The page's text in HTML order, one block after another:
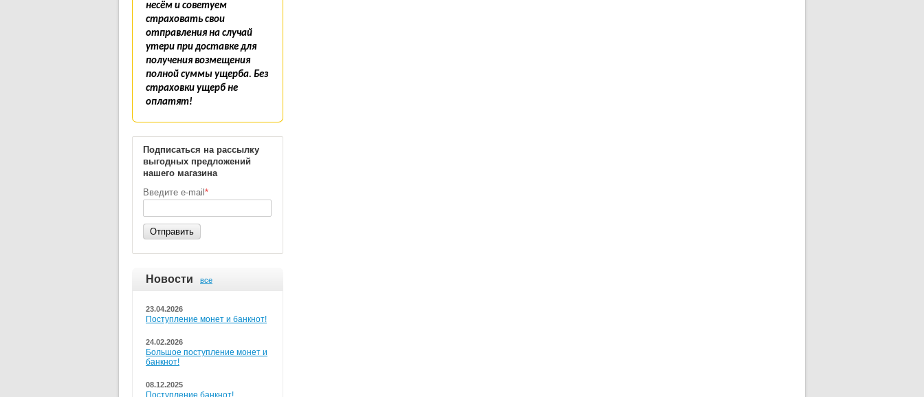
несём и советуем
страховать свои
отправления на случай
утери при доставке для
получения возмещения
полной суммы ущерба. Без
страховки ущерб не
оплатят!
Подписаться на рассылку
выгодных предложений
нашего магазина
Введите e-mail *
Отправить
Новости все
23.04.2026
Поступление монет и банкнот!
24.02.2026
Большое поступление монет и
банкнот!
08.12.2025
Поступление банкнот!